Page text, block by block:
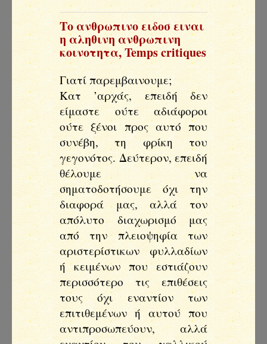
Το ανθρωπινο ειδοσ ειναι
η αληθινη ανθρωπινη
κοινοτητα,Temps critiques
Γιατί παρεμβαινουμε;
Κατ ’αρχάς, επειδή δεν
είμαστε ούτε αδιάφοροι
ούτε ξένοι προς αυτό που
συνέβη, τη φρίκη του
γεγονότος. Δεύτερον, επειδή
θέλουμε να
σηματοδοτήσουμε όχι την
διαφορά μας, αλλά τον
απόλυτο διαχωρισμό μας
από την πλειοψηφία των
αριστερίστικων φυλλαδίων
ή κειμένων που εστιάζουν
περισσότερο τις επιθέσεις
τους όχι εναντίον των
επιτιθεμένων ή αυτού που
αντιπροσωπεύουν, αλλά